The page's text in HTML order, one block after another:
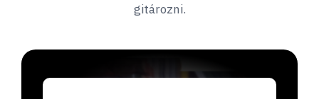
gitározni.